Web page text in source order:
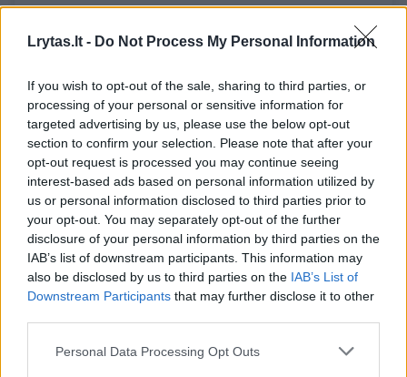
Lrytas.lt - Do Not Process My Personal Information
If you wish to opt-out of the sale, sharing to third parties, or
processing of your personal or sensitive information for
targeted advertising by us, please use the below opt-out
section to confirm your selection. Please note that after your
opt-out request is processed you may continue seeing
interest-based ads based on personal information utilized by
us or personal information disclosed to third parties prior to
your opt-out. You may separately opt-out of the further
disclosure of your personal information by third parties on the
IAB’s list of downstream participants. This information may
also be disclosed by us to third parties on the IAB’s List of
Downstream Participants that may further disclose it to other
Personal Data Processing Opt Outs
Grupės „Thundertale“ ir Povilo Meškėlos
tandemas: dainoje užkoduota žinutė tiems,